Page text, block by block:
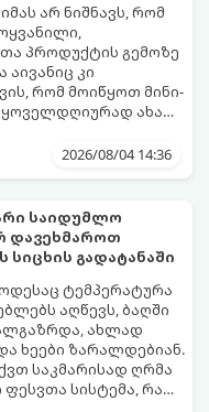
არ ნიშნავს, რომ
პროდუქტის გემოზე
აივანიც კი
რომ მოიწყოთ მინი-
ყოველდღიურად ახალ,
ჰობია.
მათ სწორად.
2026/08/04 14:36
საიდუმლო
დავეხმაროთ
სიცხის გადატანაში
ტემპერატურა
აღწევს, ბაღში
ახლად
ხეები ზარალდებიან.
საკმარისად ღრმა
სისტემა, რათა